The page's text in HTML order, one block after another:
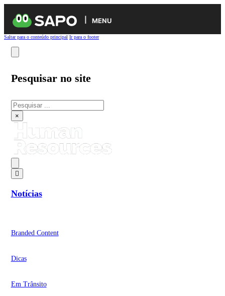
MENU
Saltar para o conteúdo principal Ir para o footer
Pesquisar no site
Pesquisar
×
Notícias
Branded Content
Dicas
Em Trânsito